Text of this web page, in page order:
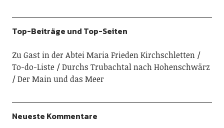
Top-Beiträge und Top-Seiten
Zu Gast in der Abtei Maria Frieden Kirchschletten
To-do-Liste
Durchs Trubachtal nach Hohenschwärz
Der Main und das Meer
Neueste Kommentare